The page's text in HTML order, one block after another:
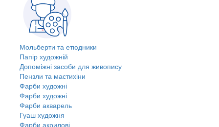
Мольберти та етюдники
Папір художній
Допоміжні засоби для живопису
Пензли та мастихіни
Фарби художні
Фарби художні
Фарби акварель
Гуаш художня
Фарби акрилові